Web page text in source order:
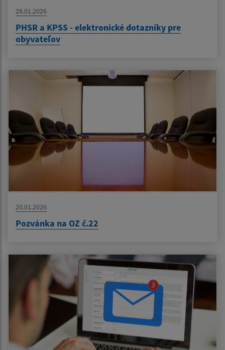
28.01.2026
PHSR a KPSS - elektronické dotazníky pre
obyvateľov
20.01.2026
Pozvánka na OZ č.22